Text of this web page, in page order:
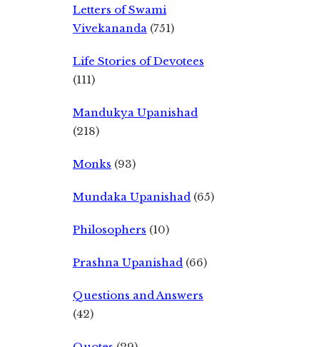
Letters of Swami
Vivekananda (751)
Life Stories of Devotees
(111)
Mandukya Upanishad
(218)
Monks (93)
Mundaka Upanishad (65)
Philosophers (10)
Prashna Upanishad (66)
Questions and Answers
(42)